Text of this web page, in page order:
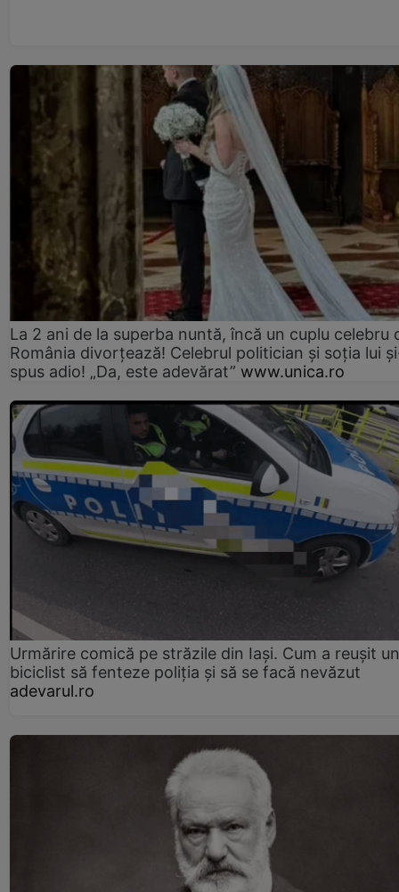
La 2 ani de la superba nuntă, încă un cuplu celebru
România divorțează! Celebrul politician și soția lui
spus adio! „Da, este adevărat” www.unica.ro
Urmărire comică pe străzile din Iași. Cum a reușit un
biciclist să fenteze poliția și să se facă nevăzut
adevarul.ro